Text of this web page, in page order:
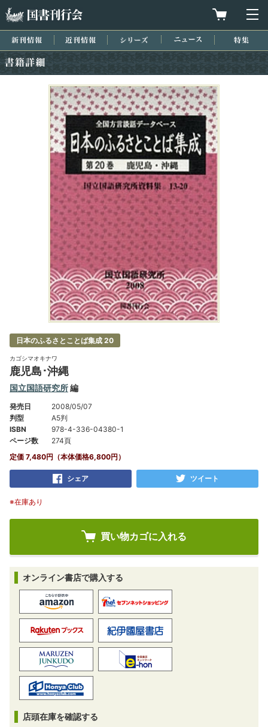
買物カゴを
新刊情報 近刊情報 シリーズ ニュース
日本のふるさとことば集成 20
カゴシマオキナワ
鹿児島･沖縄
国立国語研究所編
発売日
2008/05/07
判型
A5判
ISBN
978-4-336-04380-1
ページ数
274頁
定価 7,480円（本体価格6,800円）
シェア ツイート
※在庫あり
オンライン書店で購入する
店頭在庫を確認する